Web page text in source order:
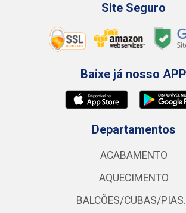
Site Seguro
Baixe já nosso APP
Departamentos
ACABAMENTO
AQUECIMENTO
BALCÕES/CUBAS/